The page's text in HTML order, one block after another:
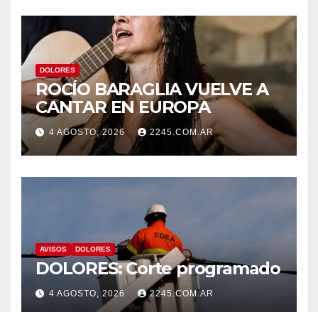
DOLORES
ROCÍO BARAGLIA VUELVE A
CANTAR EN EUROPA
4 AGOSTO, 2026 2245.COM.AR
AVISOS DOLORES
DOLORES: Corte programado
4 AGOSTO, 2026 2245.COM.AR